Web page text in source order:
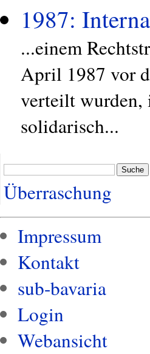
1987:
...einem
April 1987 vor
verteilt wurden,
solidarisch...
Suche
Überraschung
Impressum
Kontakt
sub-bavaria
Login
Webansicht